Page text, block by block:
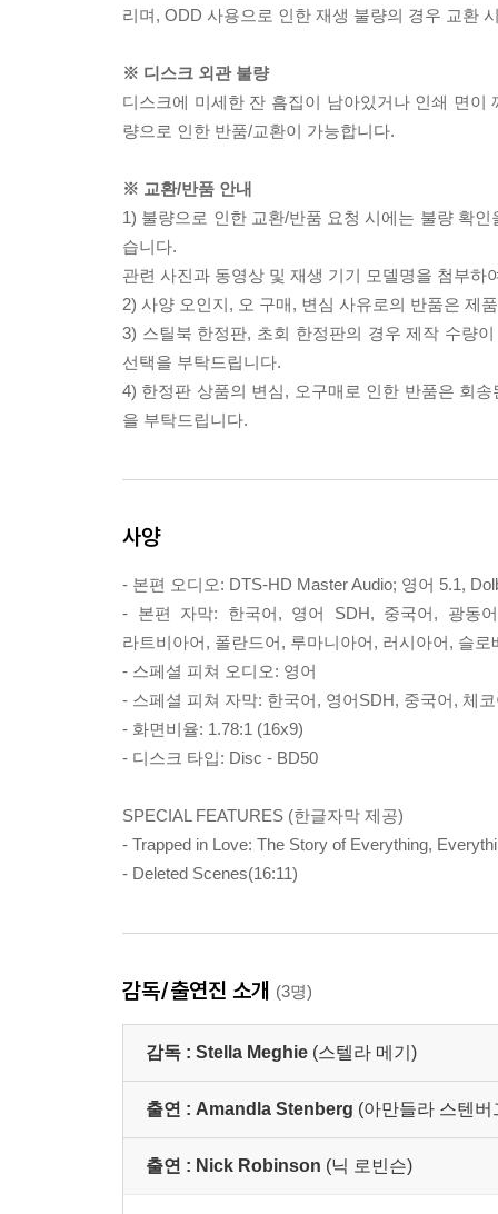
리며, ODD 사용으로 인한 재생 불량의 경우 교환
※ 디스크 외관 불량
디스크에 미세한 잔 흠집이 남아있거나 인쇄 면
량으로 인한 반품/교환이 가능합니다.
※ 교환/반품 안내
1) 불량으로 인한 교환/반품 요청 시에는 불량 확
습니다.
관련 사진과 동영상 및 재생 기기 모델명을 첨부하
2) 사양 오인지, 오 구매, 변심 사유로의 반품은 제
3) 스틸북 한정판, 초회 한정판의 경우 제작 수량
선택을 부탁드립니다.
4) 한정판 상품의 변심, 오구매로 인한 반품은 회
을 부탁드립니다.
사양
- 본편 오디오: DTS-HD Master Audio; 영어 5.1,
- 본편 자막: 한국어, 영어 SDH, 중국어, 광동
라트비아어, 폴란드어, 루마니아어, 러시아어, 슬
- 스페셜 피쳐 오디오: 영어
- 스페셜 피쳐 자막: 한국어, 영어SDH, 중국어, 체
- 화면비율: 1.78:1 (16x9)
- 디스크 타입: Disc - BD50
SPECIAL FEATURES (한글자막 제공)
- Trapped in Love: The Story of Everything,
- Deleted Scenes(16:11)
감독/출연진 소개 (3명)
감독 : Stella Meghie (스텔라 메기)
출연 : Amandla Stenberg (아만들라 스텐버
출연 : Nick Robinson (닉 로빈슨)